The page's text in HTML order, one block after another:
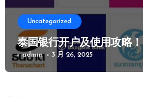
Uncategorized
泰国银行开户及使用攻略！
admin 3 月 26, 2025